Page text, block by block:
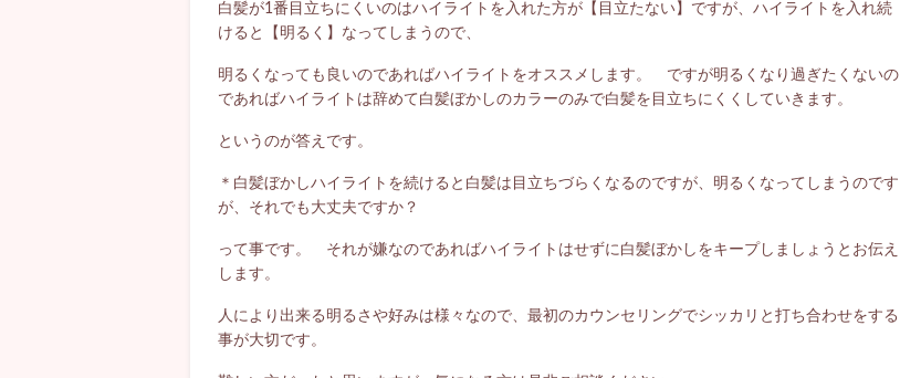
白髪が1番目立ちにくいのはハイライトを入れた方が【目立たない】ですが、ハイライトを入れ続
けると【明るく】なってしまうので、
明るくなっても良いのであればハイライトをオススメします。 ですが明るくなり過ぎたくないの
であればハイライトは辞めて白髪ぼかしのカラーのみで白髪を目立ちにくくしていきます。
というのが答えです。
＊白髪ぼかしハイライトを続けると白髪は目立ちづらくなるのですが、明るくなってしまうのです
が、それでも大丈夫ですか？
って事です。 それが嫌なのであればハイライトはせずに白髪ぼかしをキープしましょうとお伝え
します。
人により出来る明るさや好みは様々なので、最初のカウンセリングでシッカリと打ち合わせをする
事が大切です。